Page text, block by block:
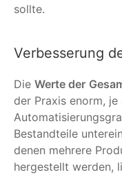
sollte.
Verbesserung
Die Werte der
der Praxis enorm,
Bestandteile
denen mehrere
hergestellt werden,